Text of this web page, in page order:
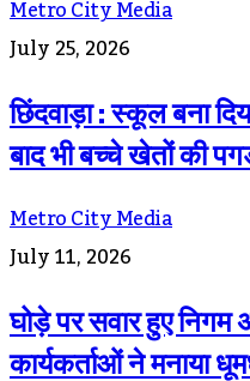
Metro City Media
July 25, 2026
छिंदवाड़ा : स्कूल बना
बाद भी बच्चे खेतों की
Metro City Media
July 11, 2026
घोड़े पर सवार हुए निगम
कार्यकर्ताओं ने मनाया